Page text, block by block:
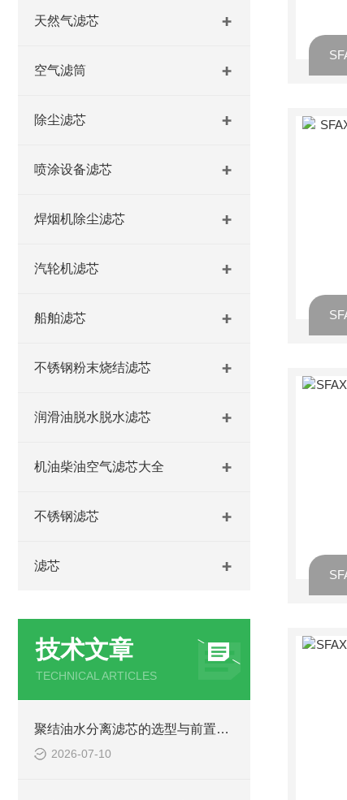
天然气滤芯
空气滤筒
除尘滤芯
喷涂设备滤芯
焊烟机除尘滤芯
汽轮机滤芯
船舶滤芯
不锈钢粉末烧结滤芯
润滑油脱水脱水滤芯
机油柴油空气滤芯大全
不锈钢滤芯
滤芯
技术文章
TECHNICAL ARTICLES
聚结油水分离滤芯的选型与前置过滤搭配
2026-07-10